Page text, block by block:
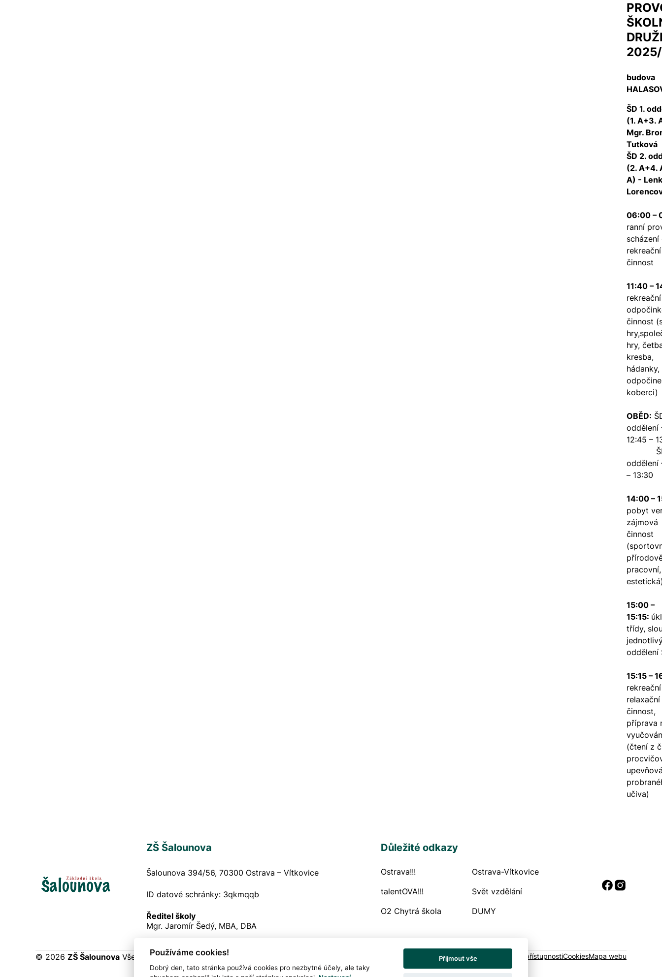
budova
ŠD 1.
(1. A+3.
Mgr.
Tutková
ŠD 2.
(2. A+4.
A) -
06:00 –
ranní
scházení
rekreační
činnost
11:40 –
činnost
hry,
kresba,
koberci)
OBĚD:
oddělení
12:45 –
ŠD
oddělení
– 13:30
14:00 –
pobyt
zájmová
činnost
pracovní,
15:00 –
15:15:
třídy,
oddělení
15:15 –
relaxační
činnost,
příprava
(čtení z
učiva)
ZŠ Šalounova
Šalounova 394/56, 70300 Ostrava – Vítkovice
ID datové schránky: 3qkmqqb
Ředitel školy
Mgr. Jaromír Šedý, MBA, DBA
Důležité odkazy
Navigační odkazy
Ostrava!!!
Ostrava-Vítkovice
talentOVA!!!
Svět vzdělání
O2 Chytrá škola
DUMY
© 2026 ZŠ Šalounova Všechna práva vyhrazena Prohlášení o ochraně soukromí Prohlášení o přístupnostiCookiesMapa webu
Používáme cookies!
Dobrý den, tato stránka používá cookies pro nezbytné účely, ale taky
Přijmout vše